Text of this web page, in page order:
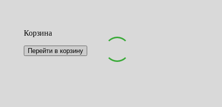
Корзина
Перейти в корзину